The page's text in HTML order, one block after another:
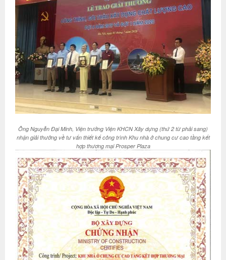
Ông Nguyễn Đại Minh, Viện trưởng Viện KHCN Xây dựng (thứ 2 từ phải sang)
nhận giải thưởng về tư vấn thiết kế công trình Khu nhà ở chung cư cao tầng kết
hợp thương mại Prosper Plaza